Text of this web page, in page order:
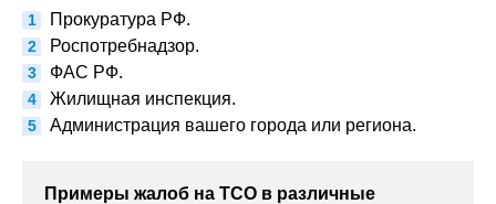
Прокуратура РФ.
Роспотребнадзор.
ФАС РФ.
Жилищная инспекция.
Администрация вашего города или региона.
Примеры жалоб на ТСО в различные